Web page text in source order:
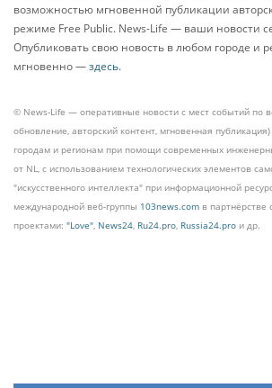
возможностью мгновенной публикации
режиме Free Public. News-Life — ваши новости
Опубликовать свою новость в любом городе и
мгновенно —здесь.
© News-Life — оперативные новости с мест событий по
обновление, авторский контент, мгновенная
городам и регионам при помощи современных
от NL, с использованием технологических элементов
"искусственного интеллекта" при информационной
международной веб-группы 103news.com в партнёрстве
проектами: "Love", News24, Ru24.pro, Russia24.pro и др.